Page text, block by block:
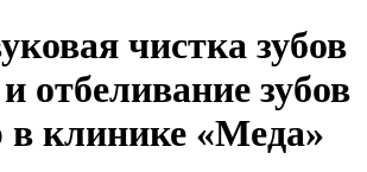
чистка зубов
отбеливание зубов
клинике «Меда»